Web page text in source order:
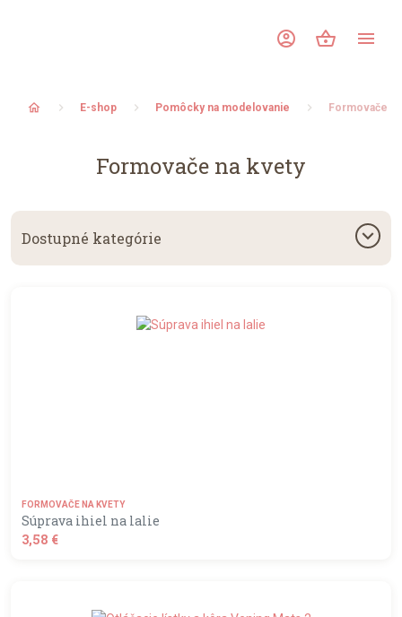
account_circle shopping_basket menu
home E-shop Pomôcky na modelovanie Formovače
Formovače na kvety
Dostupné kategórie keyboard_arrow_down
FORMOVAČE NA KVETY
Súprava ihiel na lalie
3,58 €